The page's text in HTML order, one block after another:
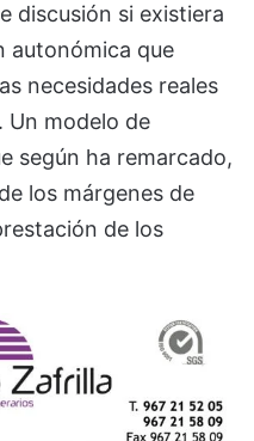
discusión si existiera
autonómica que
necesidades reales
Un modelo de
según ha remarcado,
los márgenes de
de los